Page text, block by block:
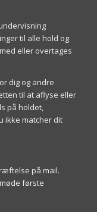
til alle hold og
eller overtages
dig og andre
til at aflyse eller
på holdet,
ikke matcher dit
på mail.
første